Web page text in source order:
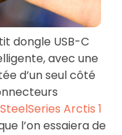
dongle USB-C
avec une
d’un seul côté
SteelSeries Arctis 1
l’on essaiera de